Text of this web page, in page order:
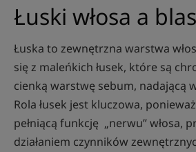
Łuski włosa a
Łuska to zewnętrzna warstwa
się z maleńkich łusek, które są
cienką warstwę sebum, nadającą
Rola łusek jest kluczowa,
pełniącą funkcję „nerwu” włosa,
działaniem czynników